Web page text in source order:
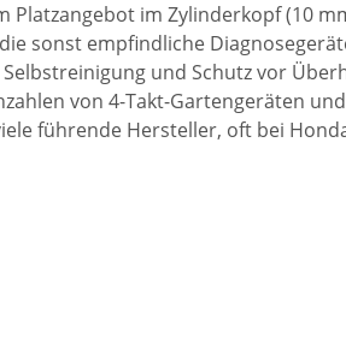
im Zylinderkopf (10
sonst empfindliche
und Schutz vor
von 4-Takt-Gartengeräten
führende Hersteller, oft bei